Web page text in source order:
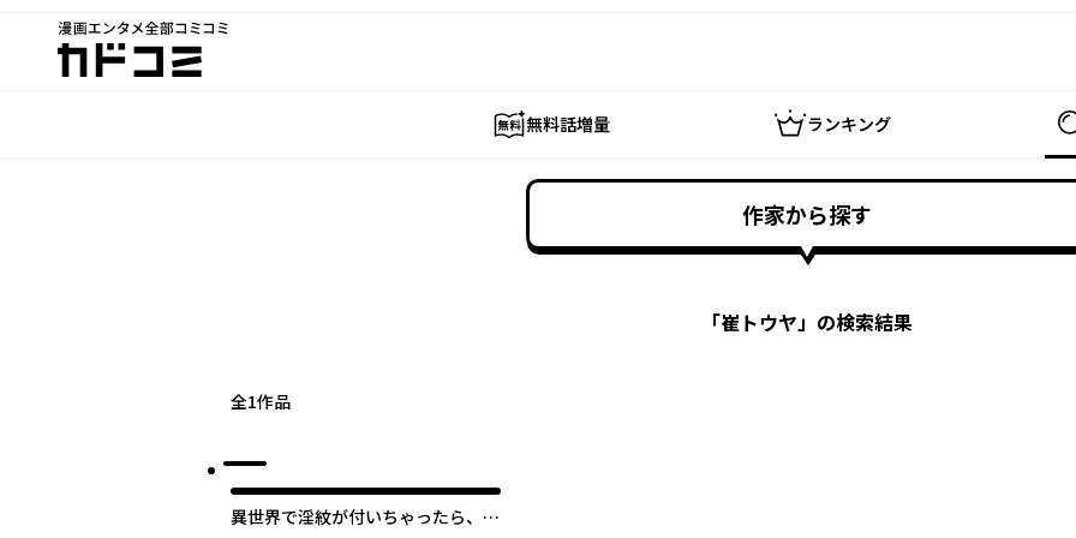
漫画エンタメ全部コミコミ
カドコミ
無料話増量 ランキング
作家から探す
「崔トウヤ」の検索結果
全1作品
異世界で淫紋が付いちゃったら、め